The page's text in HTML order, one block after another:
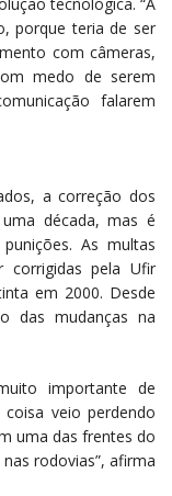
porque teria de ser
com câmeras,
medo de serem
falarem
a correção dos
década, mas é
As multas
corrigidas pela Ufir
em 2000. Desde
das mudanças na
importante de
veio perdendo
uma das frentes do
rodovias”, afirma